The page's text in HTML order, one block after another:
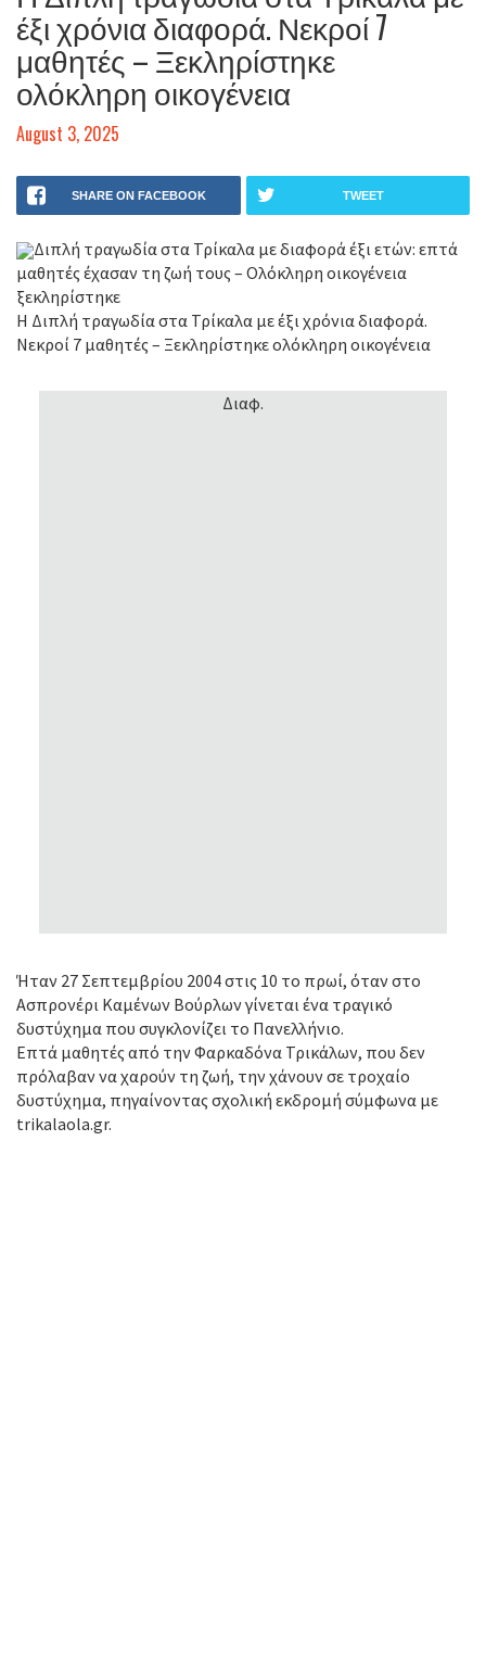
έξι χρόνια διαφορά. Νεκροί 7
μαθητές – Ξεκληρίστηκε
ολόκληρη οικογένεια
August 3, 2025
SHARE ON FACEBOOK TWEET
Διπλή τραγωδία στα Τρίκαλα με διαφορά έξι ετών: επτά
μαθητές έχασαν τη ζωή τους – Ολόκληρη οικογένεια
ξεκληρίστηκε
Η Διπλή τραγωδία στα Τρίκαλα με έξι χρόνια διαφορά.
Νεκροί 7 μαθητές – Ξεκληρίστηκε ολόκληρη οικογένεια
Διαφ.
Ήταν 27 Σεπτεμβρίου 2004 στις 10 το πρωί, όταν στο
Ασπρονέρι Καμένων Βούρλων γίνεται ένα τραγικό
δυστύχημα που συγκλονίζει το Πανελλήνιο.
Επτά μαθητές από την Φαρκαδόνα Τρικάλων, που δεν
πρόλαβαν να χαρούν τη ζωή, την χάνουν σε τροχαίο
δυστύχημα, πηγαίνοντας σχολική εκδρομή σύμφωνα με
trikalaola.gr.